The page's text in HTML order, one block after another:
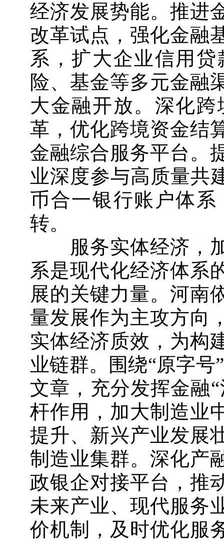
经济发展势能。推进
改革试点，强化金融
系，扩大企业信用
险、基金等多元金融
大金融开放。深化
革，优化跨境资金结
金融综合服务平台。
业深度参与高质量共
币合一银行账户体
转。
服务实体经济，加
系是现代化经济体系
展的关键力量。河南
量发展作为主攻方向
实体经济质效，为构
业链群。围绕“原字号
文章，充分发挥金融
杆作用，加大制造业
提升、新兴产业发展
制造业集群。深化产
政银企对接平台，推
未来产业、现代服务
价机制，及时优化服